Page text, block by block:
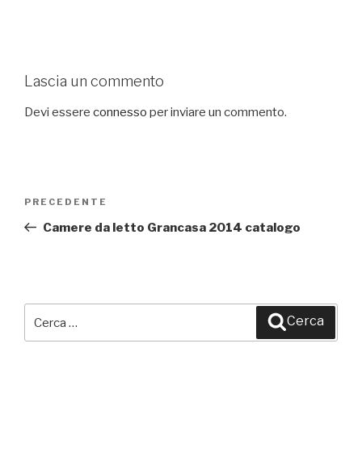
Lascia un commento
Devi essere connesso per inviare un commento.
Articolo
precedente:
PRECEDENTE
Camere da letto Grancasa 2014 catalogo
Cerca